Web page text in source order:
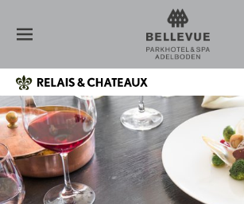
CHAMBRES
SPA
NOUVELLES
CONFÉRENCE
OFFRES
ADELBODEN
GALERIE